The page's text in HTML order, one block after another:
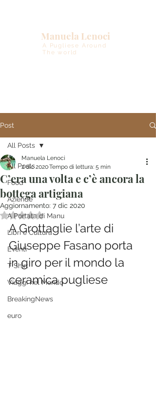
A Pugliese Around
The world
Manuela Lenoci
Post
All Posts
Food
Aziende
A Portata di Manu
Libri e Cultura
Eventi
T Shirt
Viaggi nel Mondo
BreakingNews
euro
All Posts
C’era una volta e c’è ancora la
bottega artigiana
Manuela Lenoci
2 dic 2020Tempo di lettura: 5 min
Aggiornamento: 7 dic 2020
Valutazione NaN stelle su 5.
A Grottaglie l’arte di
Giuseppe Fasano porta
in giro per il mondo la
ceramica pugliese